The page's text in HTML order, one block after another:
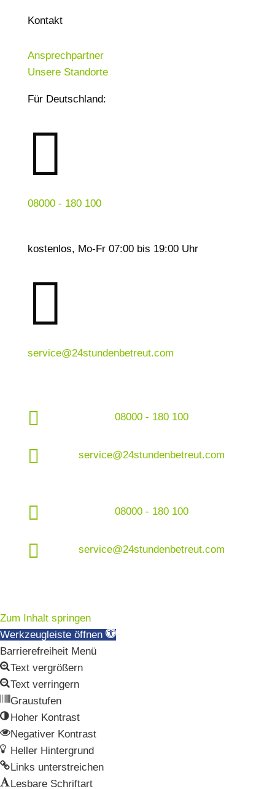
Kontakt
Ansprechpartner
Unsere Standorte
Für Deutschland:

08000 - 180 100
kostenlos, Mo-Fr 07:00 bis 19:00 Uhr

service@24stundenbetreut.com
 08000 - 180 100
 service@24stundenbetreut.com
 08000 - 180 100
 service@24stundenbetreut.com
Zum Inhalt springen
Werkzeugleiste öffnen
Barrierefreiheit Menü
Text vergrößern
Text verringern
Graustufen
Hoher Kontrast
Negativer Kontrast
Heller Hintergrund
Links unterstreichen
Lesbare Schriftart